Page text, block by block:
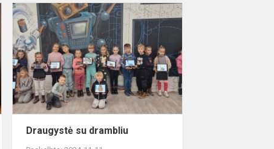
Šiaulių
Dainų
progimnazijos
mokiniai
Šiaulių
vyskupijos
jau...
Draugystė su drambliu